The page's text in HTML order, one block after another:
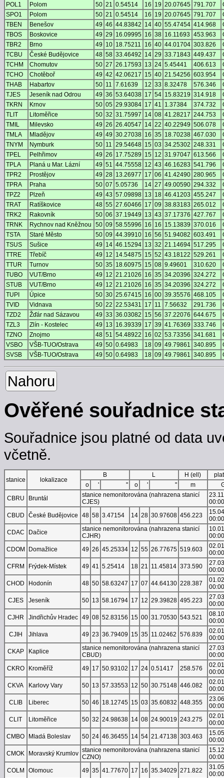
POL1 Polom 50 21 0.54514 16 19 20.07645 791.707
SPO1
Polom 50 21 0.54514 16 19 20.07645 791.707
TBEN
Benešov 49 46 44.83842 14 40 55.47454 414.968
TBOS
Boskovice 49 29 16.09995 16 38 16.11693 453.963
TBR2
Brno 49 10 18.75211 16 40 44.01704 303.826
TCBU
České Budějovice 48 58 33.46492 14 29 33.71843 449.437
TCHM
Chomutov 50 27 26.17593 13 24 5.45441 406.613
TCHO
Chotěboř 49 42 42.06217 15 40 21.54256 603.954
THAB
Habartov 50 11 7.61639 12 33 8.32478 576.346
TJES
Jeseník nad Odrou 49 36 53.64038 17 54 15.83219 314.918
TKRN
Krnov 50 05 29.93084 17 41 1.37384 374.732
TLIT
Litoměřice 50 32 31.75997 14 08 41.28217 244.753
TMIL
Milevsko 49 26 26.40547 14 22 40.22949 506.078
TMLA
Mladějov 49 49 30.27038 16 35 18.70238 467.030
TNYM
Nymburk 50 11 29.54648 15 03 34.25302 248.331
TPEL
Pelhřimov 49 26 17.75289 15 12 31.97047 613.566
TPLA
Planá u Mar. Lázní 49 51 44.75558 12 43 46.16283 541.796
TPR2
Prostějov 49 28 13.26977 17 06 41.42490 280.965
TPRA
Praha 50 07 5.05736 14 27 49.00590 294.332
TPZ2
Plzeň 49 43 57.09898 13 18 46.41203 455.247
TRAT
Ratíškovice 48 55 27.60466 17 09 38.83183 265.012
TRK2
Rakovník 50 06 37.19449 13 43 37.17376 427.767
TRNK
Rychnov nad Kněžnou 50 09 58.55996 16 16 15.13839 370.016
TSTA
Staré Město 50 09 44.39910 16 56 51.94082 603.491
TSUS
Sušice 49 14 46.15294 13 32 21.14694 517.295
TTRE
Třebíč 49 12 14.54875 15 52 43.18122 529.261
TTUR
Turnov 50 35 18.60975 15 08 9.49601 310.620
TUBO
VUT/Brno 49 12 21.21026 16 35 34.20396 324.272
STUB
VUT/Brno 49 12 21.21026 16 35 34.20396 324.272
TUPI
Úpice 50 30 25.67415 16 00 39.35576 468.105
TVID
Vidnava 50 22 22.53431 17 11 7.56632 291.736
TZD2
Žďár nad Sázavou 49 33 36.03082 15 56 37.22076 644.675
TZL3
Zlín - Kostelec 49 13 16.39339 17 39 41.76369 333.746
TZNO
Znojmo 48 51 54.48922 16 02 53.73356 341.681
VSBO
VŠB-TUO/Ostrava 49 50 0.64983 18 09 49.79861 340.895
SVSB
VŠB-TUO/Ostrava 49 50 0.64983 18 09 49.79861 340.895
Nahoru
Ověřené souřadnice
Souřadnice jsou platné od data
včetně.
stanice lokalizace
B L H (ell)
o
' " o ' " m
CBRU
Bruntál
stanice nemonitorována (nahrazena stanicí
CJES)
00:00
CBUD
České Budějovice 48 58 3.47154 14 28 30.97608 456.223
00:00
CDAC
Dačice
stanice nemonitorována (nahrazena stanicí
CJHR)
00:00
CDOM
Domažlice 49 26 45.25334 12 55 26.77675 519.603
00:00
CFRM
Frýdek-Místek 49 41 5.25414 18 21 11.45814 373.590
00:00
CHOD
Hodonín 48 50 58.63247 17 07 44.64130 228.387
00:00
CJES
Jeseník 50 13 58.16794 17 12 29.39828 495.223
00:00
CJHR
Jindřichův Hradec 49 08 52.83156 15 00 31.70530 543.521
00:00
CJIH
Jihlava 49 23 36.79409 15 35 11.02462 576.839
00:00
CKAP
Kaplice
stanice nemonitorována (nahrazena stanicí
CBUD)
00:00
CKRO
Kroměříž 49 17 50.93102 17 24 0.51417 258.576
00:00
CKVA
Karlovy Vary 50 13 57.33553 12 50 30.75148 446.082
00:00
CLIB
Liberec 50 46 18.12745 15 03 35.60832 448.355
00:00
CLIT
Litoměřice 50 32 24.98638 14 08 24.90019 243.275
00:00
CMBO
Mladá Boleslav 50 24 46.36455 14 54 21.47138 303.463
00:00
CMOK
Moravský Krumlov stanice nemonitorována (nahrazena stanicí
CZNO)
00:00
COLM
Olomouc 49 35 41.77670 17 16 35.34029 271.822
00:00